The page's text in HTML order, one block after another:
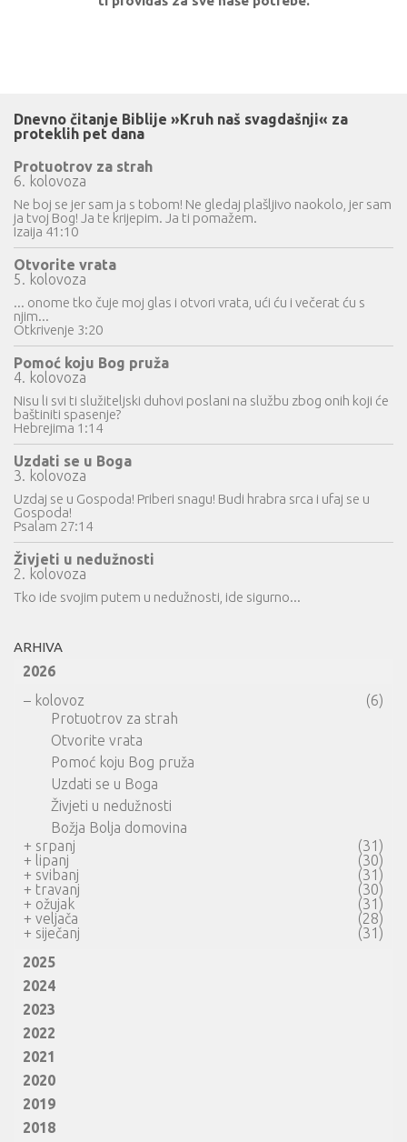
Dnevno čitanje Biblije »Kruh naš svagdašnji« za
proteklih pet dana
Protuotrov za strah
6. kolovoza
Ne boj se jer sam ja s tobom! Ne gledaj plašljivo naokolo, jer sam
ja tvoj Bog! Ja te krijepim. Ja ti pomažem.
Izaija 41:10
Otvorite vrata
5. kolovoza
... onome tko čuje moj glas i otvori vrata, ući ću i večerat ću s
njim...
Otkrivenje 3:20
Pomoć koju Bog pruža
4. kolovoza
Nisu li svi ti služiteljski duhovi poslani na službu zbog onih koji će
baštiniti spasenje?
Hebrejima 1:14
Uzdati se u Boga
3. kolovoza
Uzdaj se u Gospoda! Priberi snagu! Budi hrabra srca i ufaj se u
Gospoda!
Psalam 27:14
Živjeti u nedužnosti
2. kolovoza
Tko ide svojim putem u nedužnosti, ide sigurno...
ARHIVA
2026
– kolovoz
(6)
Protuotrov za strah
Otvorite vrata
Pomoć koju Bog pruža
Uzdati se u Boga
Živjeti u nedužnosti
Božja Bolja domovina
+ srpanj
(31)
+ lipanj
(30)
+ svibanj
(31)
+ travanj
(30)
+ ožujak
(31)
+ veljača
(28)
+ siječanj
(31)
2025
2024
2023
2022
2021
2020
2019
2018